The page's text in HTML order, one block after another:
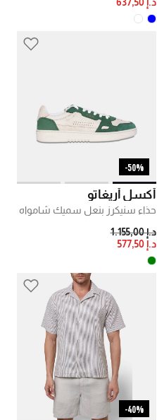
50%-
أكسل أريغاتو
حذاء سنيكرز بنعل سميك شامواه
PRICE REDUCED FROM
د.إ 1.155,00
د.إ 577,50
40%-